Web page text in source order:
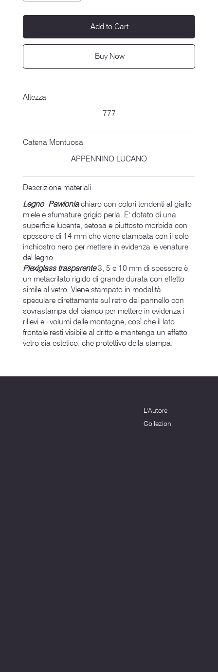
Add to Cart
Buy Now
Altezza
777
Catena Montuosa
APPENNINO LUCANO
Descrizione materiali
Legno Pawloniachiaro con colori tendenti al giallo
miele e sfumature grigio perla. E' dotato di una
superficie lucente, setosa e piuttosto morbida con
spessore di 14 mm che viene stampata con il solo
inchiostro nero per mettere in evidenza le venature
del legno.
Plexiglass trasparente3, 5 e 10 mm di spessore è
un metacrilato rigido di grande durata con effetto
simile al vetro. Viene stampato in modalità
speculare direttamente sul retro del pannello con
sovrastampa del bianco per mettere in evidenza i
rilievi e i volumi delle montagne, così che il lato
frontale resti visibile al dritto e mantenga un effetto
vetro sia estetico, che protettivo della stampa.
L'Autore
Collezioni